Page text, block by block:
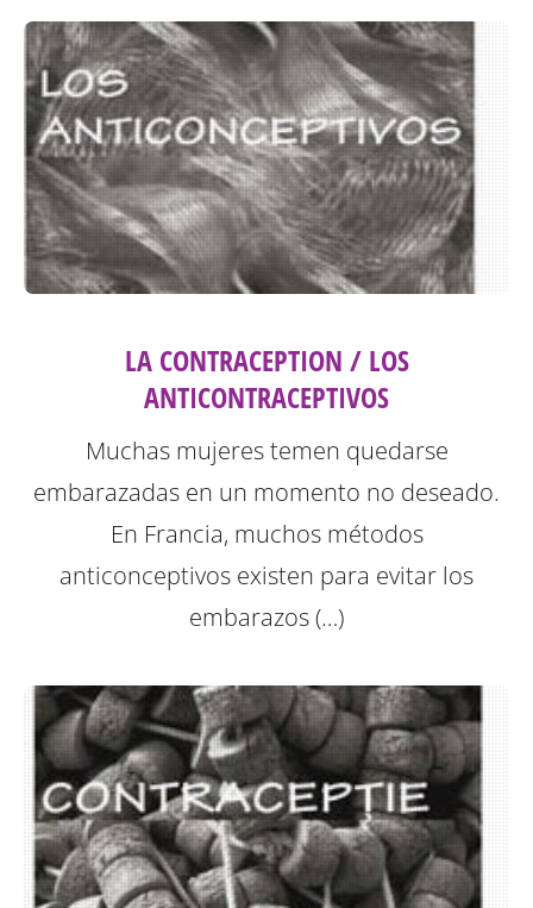
LA CONTRACEPTION / LOS
ANTICONTRACEPTIVOS
Muchas mujeres temen quedarse
embarazadas en un momento no deseado.
En Francia, muchos métodos
anticonceptivos existen para evitar los
embarazos (…)